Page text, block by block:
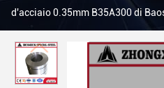
d'acciaio 0.35mm B35A300 di